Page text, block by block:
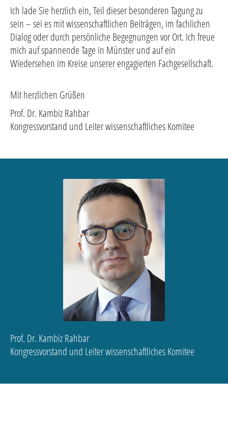
Ich lade Sie herzlich ein, Teil dieser besonderen Tagung zu
sein – sei es mit wissenschaftlichen Beiträgen, im fachlichen
Dialog oder durch persönliche Begegnungen vor Ort. Ich freue
mich auf spannende Tage in Münster und auf ein
Wiedersehen im Kreise unserer engagierten Fachgesellschaft.
Mit herzlichen Grüßen
Prof. Dr. Kambiz Rahbar
Kongressvorstand und Leiter wissenschaftliches Komitee
Prof. Dr. Kambiz Rahbar
Kongressvorstand und Leiter wissenschaftliches Komitee